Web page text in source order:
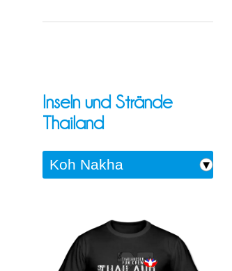
Inseln und Strände
Thailand